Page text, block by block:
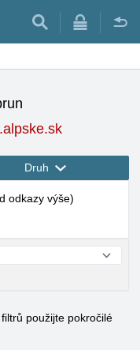
Druh
odkazy výše)
použijte pokročilé